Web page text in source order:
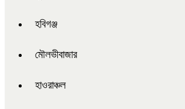
হবিগঞ্জ
মৌলভীবাজার
হাওরাঞ্চল